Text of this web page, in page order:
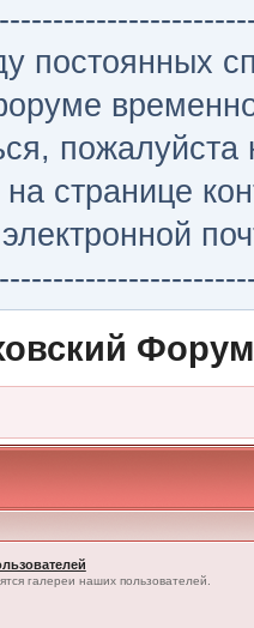
постоянных
странице
Форум
галереи наших пользователей.